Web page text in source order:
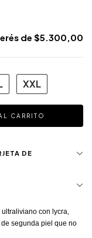
de $5.300,00
XXL
ultraliviano con lycra,
segunda piel que no